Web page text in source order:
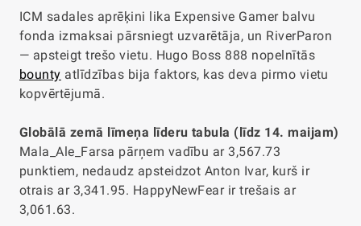
ICM sadales aprēķini lika Expensive Gamer balvu
fonda izmaksai pārsniegt uzvarētāja, un RiverParon
— apsteigt trešo vietu. Hugo Boss 888 nopelnītās
bounty atlīdzības bija faktors, kas deva pirmo vietu
kopvērtējumā.
Globālā zemā līmeņa līderu tabula (līdz 14. maijam)
Mala_Ale_Farsa pārņem vadību ar 3,567.73
punktiem, nedaudz apsteidzot Anton Ivar, kurš ir
otrais ar 3,341.95. HappyNewFear ir trešais ar
3,061.63.